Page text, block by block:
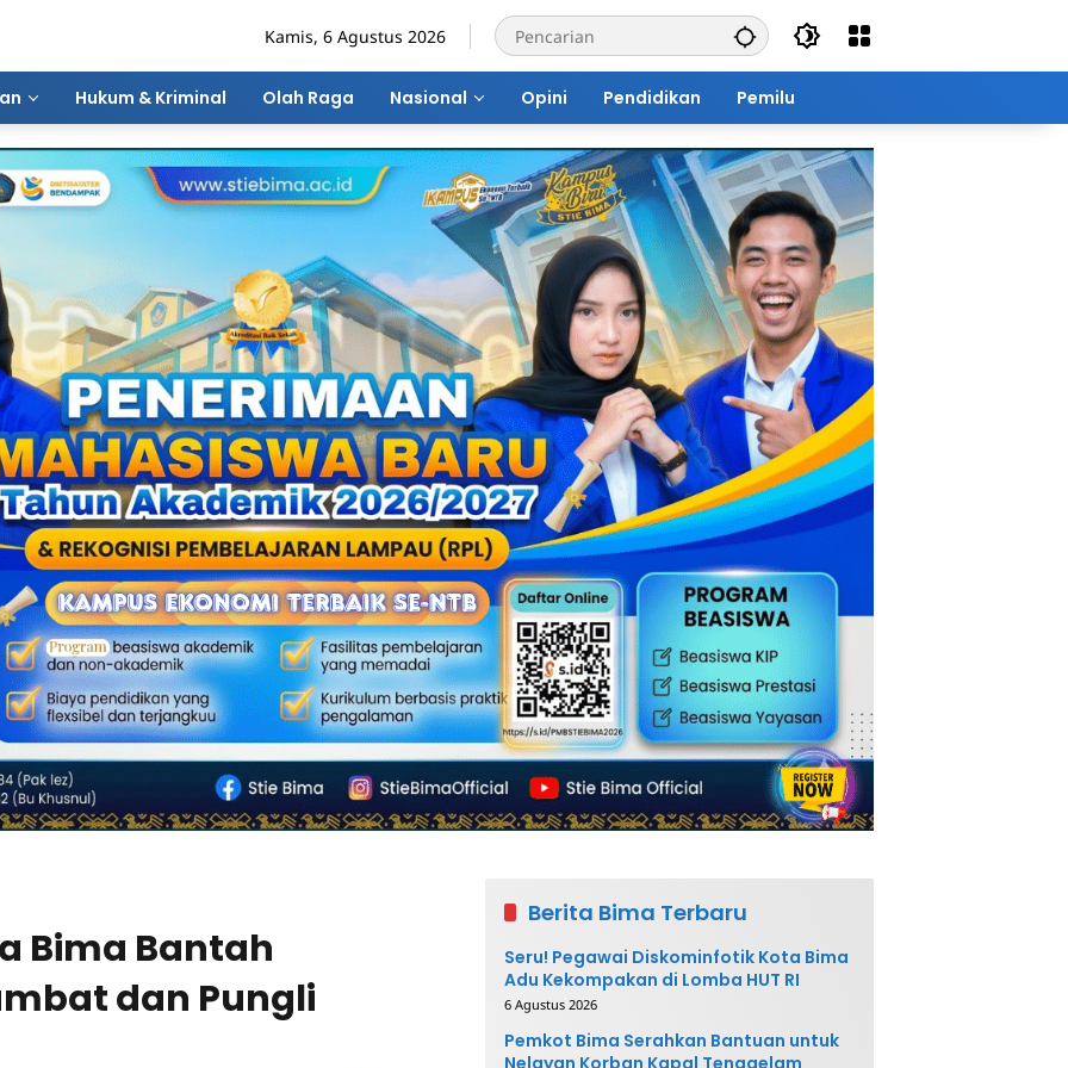
Kamis, 6 Agustus 2026
Hukum & Kriminal Olah Raga Nasional Opini Pendidikan Pemilu
Bima Bantah
dan Pungli
Berita Bima Terbaru
Seru! Pegawai Diskominfotik Kota Bima
Adu Kekompakan di Lomba HUT RI
6 Agustus 2026
Pemkot Bima Serahkan Bantuan untuk
Nelayan Korban Kapal Tenggelam